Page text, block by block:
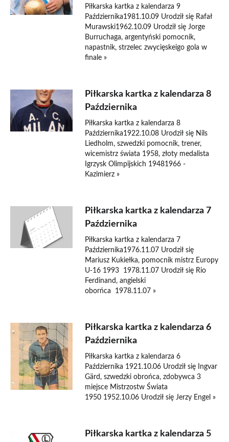
Piłkarska kartka z kalendarza 9
Października1981.10.09 Urodził się Rafał
Murawski1962.10.09 Urodził się Jorge
Burruchaga, argentyński pomocnik,
napastnik, strzelec zwycięskeigo gola w
finale »
Piłkarska kartka z kalendarza 8
Października
Piłkarska kartka z kalendarza 8
Października1922.10.08 Urodził się Nils
Liedholm, szwedzki pomocnik, trener,
wicemistrz świata 1958, złoty medalista
Igrzysk Olimpijskich 19481966 -
Kazimierz »
Piłkarska kartka z kalendarza 7
Października
Piłkarska kartka z kalendarza 7
Października1976.11.07 Urodził się
Mariusz Kukiełka, pomocnik mistrz Europy
U-16 1993 1978.11.07 Urodził się Rio
Ferdinand, angielski
oborńca 1978.11.07 »
Piłkarska kartka z kalendarza 6
Października
Piłkarska kartka z kalendarza 6
Października 1921.10.06 Urodził się Ingvar
Gärd, szwedzki obrońca, zdobywca 3
miejsce Mistrzostw Świata
1950 1952.10.06 Urodził się Jerzy Engel »
Piłkarska kartka z kalendarza 5